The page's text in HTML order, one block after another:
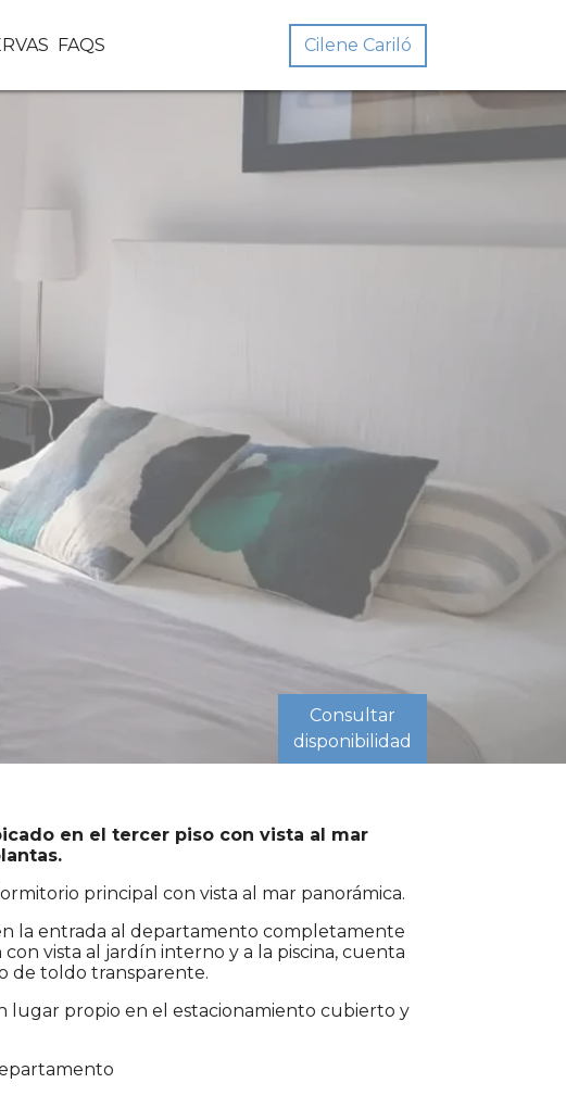
FAQS Cilene Cariló
Consultar
disponibilidad
en el tercer piso con vista al mar
principal con vista al mar panorámica.
la entrada al departamento completamente
vista al jardín interno y a la piscina, cuenta
de toldo transparente.
lugar propio en el estacionamiento cubierto y